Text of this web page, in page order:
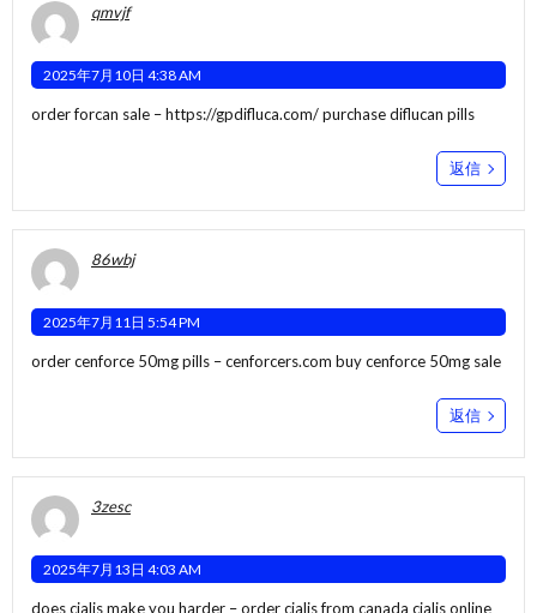
qmvjf
2025年7月10日 4:38 AM
order forcan sale –https://gpdifluca.com/purchase diflucan pills
返信
86wbj
2025年7月11日 5:54 PM
order cenforce 50mg pills –cenforcers.com buy cenforce 50mg sale
返信
3zesc
2025年7月13日 4:03 AM
does cialis make you harder –order cialis from canada cialis online